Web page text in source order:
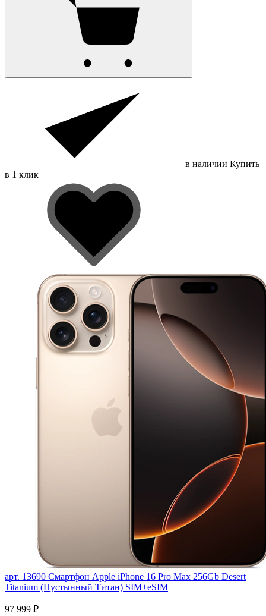
в наличии Купить
в 1 клик
арт. 13690 Смартфон Apple iPhone 16 Pro Max 256Gb Desert
Titanium (Пустынный Титан) SIM+eSIM
97 999 ₽